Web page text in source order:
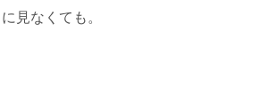
見なくても。